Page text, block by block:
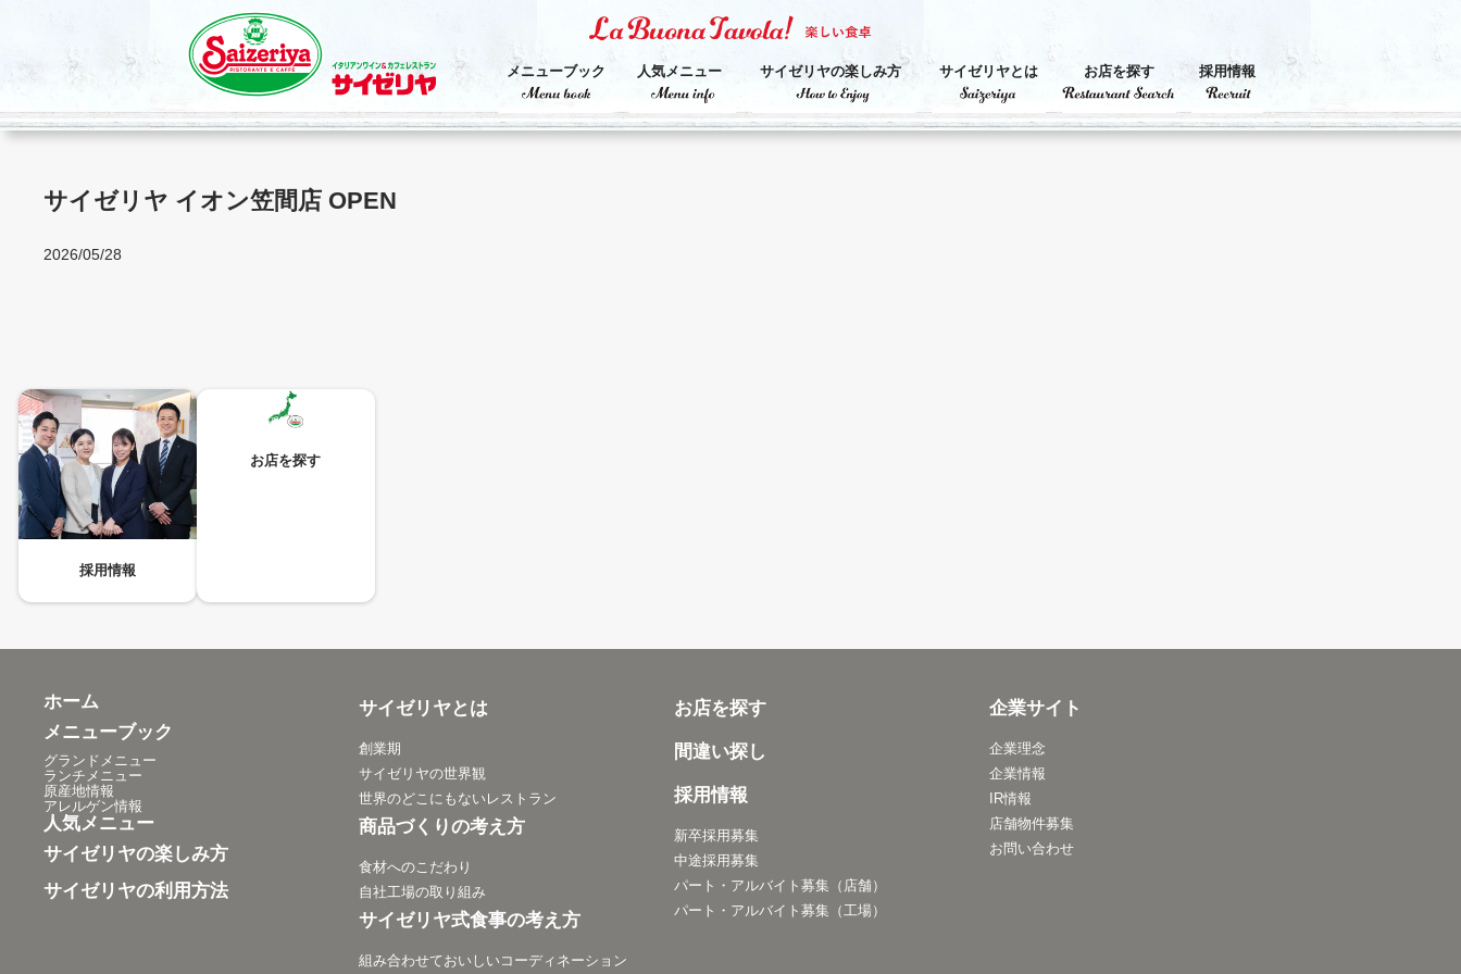
キ
メニューブック 人気メニュー サイゼリヤの楽しみ方 サイゼリヤとは お店を探す 採用情報
サイゼリヤ イオン笠間店 OPEN
2026/05/28
採用情報
お店を探す
ホーム
メニューブック
グランドメニュー
ランチメニュー
原産地情報
アレルゲン情報
人気メニュー
サイゼリヤの楽しみ方
サイゼリヤの利用方法
サイゼリヤとは
創業期
サイゼリヤの世界観
世界のどこにもないレストラン
商品づくりの考え方
食材へのこだわり
自社工場の取り組み
サイゼリヤ式食事の考え方
組み合わせておいしいコーディネーション
お店を探す
間違い探し
採用情報
新卒採用募集
中途採用募集
パート・アルバイト募集（店舗）
パート・アルバイト募集（工場）
企業サイト
企業理念
企業情報
IR情報
店舗物件募集
お問い合わせ